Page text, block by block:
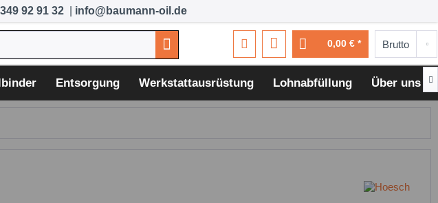
92 91 32 info@baumann-oil.de
0,00 € *
Entsorgung Werkstattausrüstung Lohnabfüllung Über uns 